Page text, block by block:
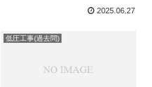
2025.06.27
低圧工事(過去問)